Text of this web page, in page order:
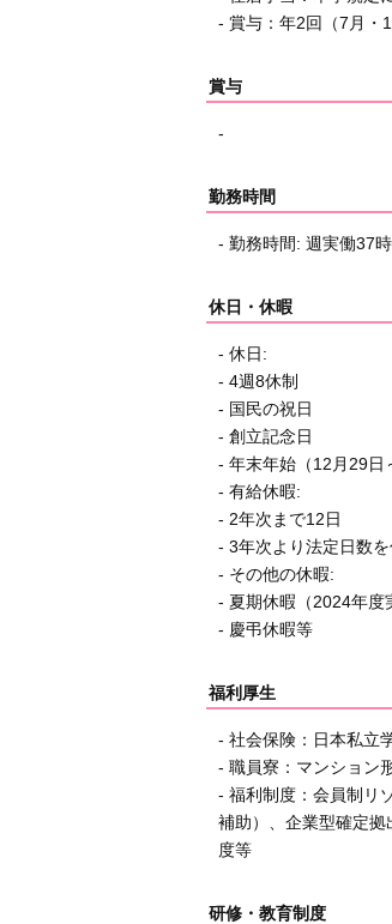
- 賞与：年2回（7月・
賞与
-
勤務時間
- 勤務時間: 週実働37
休日・休暇
- 休日:
- 4週8休制
- 国民の祝日
- 創立記念日
- 年末年始（12月29日
- 有給休暇:
- 2年次まで12日
- 3年次より法定日数
- その他の休暇:
- 夏期休暇（2024年度
- 慶弔休暇等
福利厚生
- 社会保険：日本私立
- 職員寮：マンション
- 福利制度：会員制リ
補助）、企業型確定
度等
研修・教育制度